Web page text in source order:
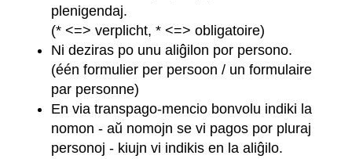
plenigendaj.
(* <=> verplicht, * <=> obligatoire)
Ni deziras po unu aliĝilon por persono.
(één formulier per persoon / un formulaire
par personne)
En via transpago-mencio bonvolu indiki la
nomon - aŭ nomojn se vi pagos por pluraj
personoj - kiujn vi indikis en la aliĝilo.